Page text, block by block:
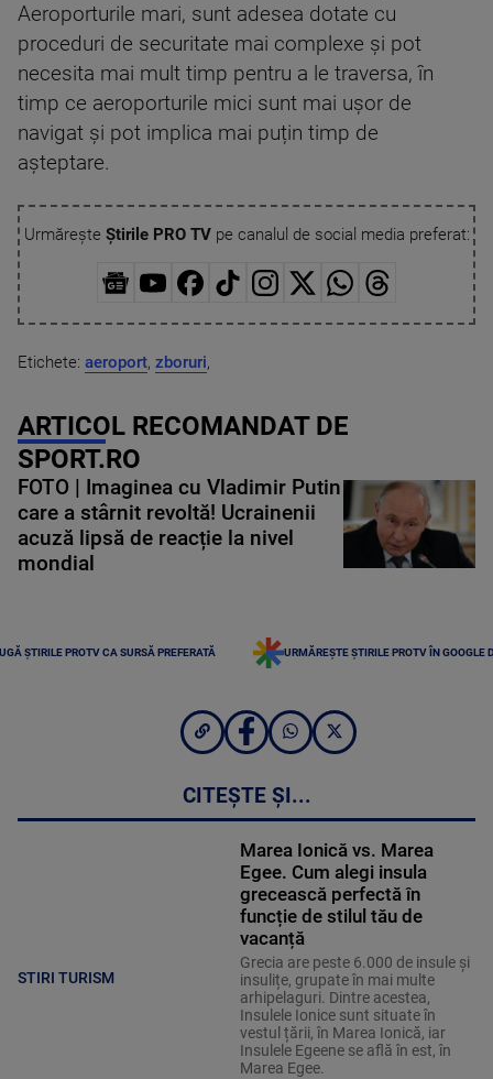
Aeroporturile mari, sunt adesea dotate cu
proceduri de securitate mai complexe și pot
necesita mai mult timp pentru a le traversa, în
timp ce aeroporturile mici sunt mai ușor de
navigat și pot implica mai puțin timp de
așteptare.
Urmărește Știrile PRO TVpe canalul de social media preferat:
Etichete: aeroport, zboruri,
ARTICOL RECOMANDAT DE
SPORT.RO
FOTO | Imaginea cu Vladimir Putin
care a stârnit revoltă! Ucrainenii
acuză lipsă de reacție la nivel
mondial
ȘTIRILE PROTV CA SURSĂ PREFERATĂ URMĂREȘTE ȘTIRILE PROTV ÎN GOOGLE
CITEȘTE ȘI...
STIRI TURISM
Marea Ionică vs. Marea
Egee. Cum alegi insula
grecească perfectă în
funcție de stilul tău de
vacanță
Grecia are peste 6.000 de insule și
insulițe, grupate în mai multe
arhipelaguri. Dintre acestea,
Insulele Ionice sunt situate în
vestul țării, în Marea Ionică, iar
Insulele Egeene se află în est, în
Marea Egee.